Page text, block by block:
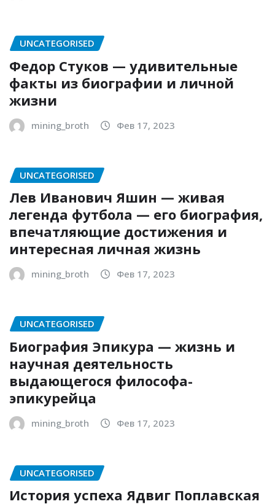
UNCATEGORISED
Федор Стуков — удивительные
факты из биографии и личной
жизни
mining_broth Фев 17, 2023
UNCATEGORISED
Лев Иванович Яшин — живая
легенда футбола — его биография,
впечатляющие достижения и
интересная личная жизнь
mining_broth Фев 17, 2023
UNCATEGORISED
Биография Эпикура — жизнь и
научная деятельность
выдающегося философа-
эпикурейца
mining_broth Фев 17, 2023
UNCATEGORISED
История успеха Ядвиг Поплавская